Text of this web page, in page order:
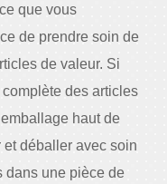
que vous
de prendre soin de
de valeur. Si
des articles
haut de
déballer avec soin
dans une pièce de